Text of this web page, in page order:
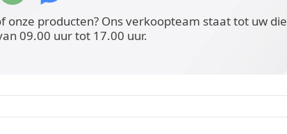
onze producten? Ons verkoopteam staat tot uw
09.00 uur tot 17.00 uur.